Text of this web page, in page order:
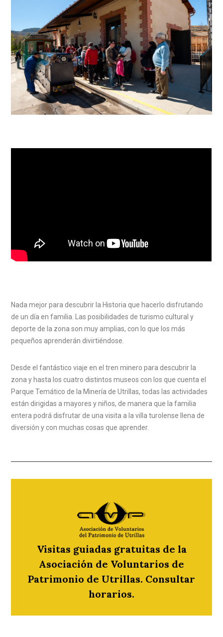
Nada mejor para descubrir la Historia que hacerlo disfrutando
de un día en familia. Las posibilidades de turismo cultural y
deporte de la zona son muy amplias, con lo que los más
pequeños aprenderán divirtiéndose.
Desde el fantástico viaje en el tren minero para descubrir la
zona y hasta los cuatro distintos museos con los que cuenta el
Parque Temático de la Minería de Utrillas, todas las actividades
están dirigidas a mayores y niños, de manera que la familia
entera podrá disfrutar de una visita a la villa turolense llena de
diversión y con muchas cosas que aprender.
Visitas guiadas gratuitas de la
Asociación de Voluntarios de
Patrimonio de Utrillas. Consultar
horarios.